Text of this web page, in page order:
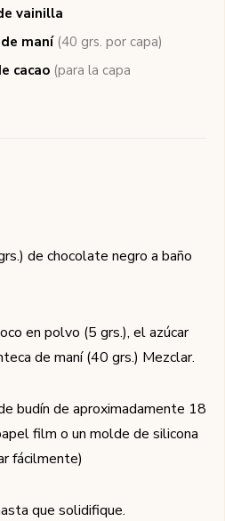
vainilla
maní (40 grs. por capa)
cacao (para la capa
de chocolate negro a baño
en polvo (5 grs.), el azúcar
de maní (40 grs.) Mezclar.
budín de aproximadamente 18
film o un molde de silicona
fácilmente)
que solidifique.